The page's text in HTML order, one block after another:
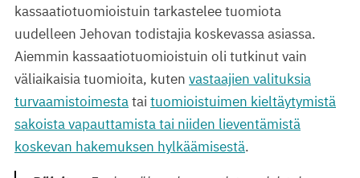
kassaatiotuomioistuin tarkastelee tuomiota
uudelleen Jehovan todistajia koskevassa asiassa.
Aiemmin kassaatiotuomioistuin oli tutkinut vain
väliaikaisia tuomioita, kuten vastaajien valituksia
turvaamistoimestatai tuomioistuimen kieltäytymistä
sakoista vapauttamista tai niiden lieventämistä
koskevan hakemuksen hylkäämisestä.